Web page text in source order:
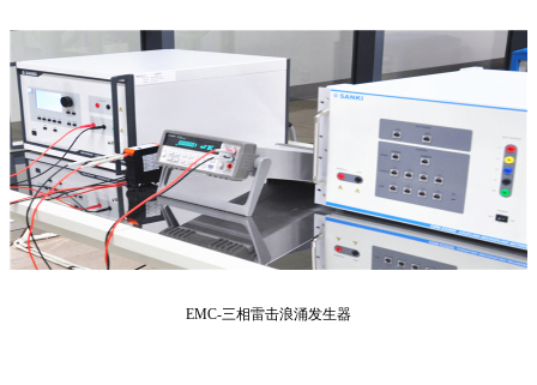
EMC-三相雷击浪涌发生器